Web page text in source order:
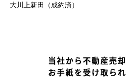
大川上新田（成約済）